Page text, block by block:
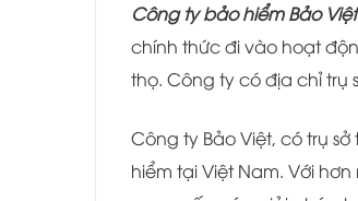
Công ty bảo hiểm Bảo
chính thức đi vào hoạt
thọ. Công ty có địa chỉ trụ
Công ty Bảo Việt, có trụ
hiểm tại Việt Nam. Với